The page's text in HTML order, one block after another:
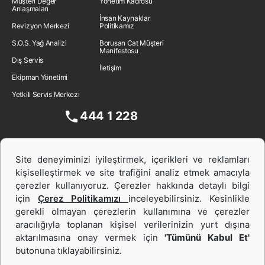
tambur yapısına sahiptir. Titreşim özelliği sayesinde toprak
partikülleri arasındaki boşlukları en aza indirir.
Avantajları:
Yoğun sıkıştırma sağlar.
Büyük projelerde etkilidir.
2. Lastik Tekerlekli Silindir
Bu tür silindirler, asfalt sıkıştırma ve düzleştirme için tercih edilir.
3. Yama Asfalt Silindiri
Küçük ölçekli asfalt yama projelerinde kullanılır. Kompakt
tasarımıyla dar alanlarda çalışabilir ve hızlı sonuç almayı sağlar.
4. Çöp Kompaktörleri (Katı Atık Silindirleri)
Katı atık depolama sahalarında çöp sıkıştırma işlemleri için
kullanılır. Bu makinalar, büyük hacimli atıkları daha az yer
Anlaşmaları
Revizyon Merkezi
S.O.S. Yağ Analizi
Dış Servis
Ekipman Yönetimi
Yetkili Servis Merkezi
İnsan Kaynakları
Politikamız
Borusan Cat Müşteri
Manifestosu
İletişim
444 1 228
İş Makinası ve Güç Sistemleri
İkinci el ve Kiralama
Site deneyiminizi iyileştirmek, içerikleri ve reklamları
kişiselleştirmek ve site trafiğini analiz etmek amacıyla
çerezler kullanıyoruz. Çerezler hakkında detaylı bilgi
için Çerez Politikamızı inceleyebilirsiniz. Kesinlikle
gerekli olmayan çerezlerin kullanımına ve çerezler
aracılığıyla toplanan kişisel verilerinizin yurt dışına
aktarılmasına onay vermek için'Tümünü Kabul Et'
butonuna tıklayabilirsiniz.